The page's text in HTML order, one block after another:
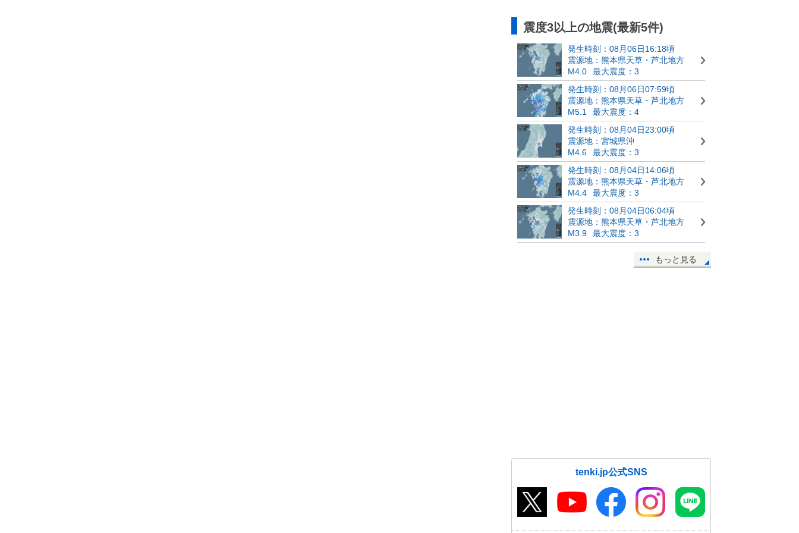
震度3以上の地震(最新5件)
発生時刻：08月06日16:18頃
震源地：熊本県天草・芦北地方
M4.0
最大震度：3
発生時刻：08月06日07:59頃
震源地：熊本県天草・芦北地方
M5.1
最大震度：4
発生時刻：08月04日23:00頃
震源地：宮城県沖
M4.6
最大震度：3
発生時刻：08月04日14:06頃
震源地：熊本県天草・芦北地方
M4.4
最大震度：3
発生時刻：08月04日06:04頃
震源地：熊本県天草・芦北地方
M3.9
最大震度：3
もっと見る
tenki.jp公式SNS